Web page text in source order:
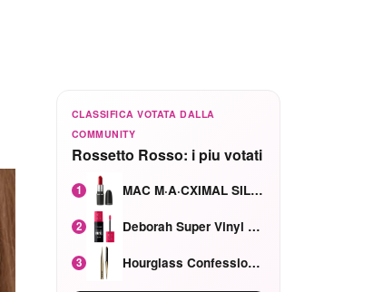
CLASSIFICA VOTATA DALLA
COMMUNITY
Rossetto Rosso: i piu votati
1 MAC M·A·CXIMAL SILKY MATTE Red Rock mat
2 Deborah Super Vinyl Shake Rosa Ciliegia
3 Hourglass Confession Ricaricabile Ultra Preciso Ad Alta Intensità Secretly Classic Red